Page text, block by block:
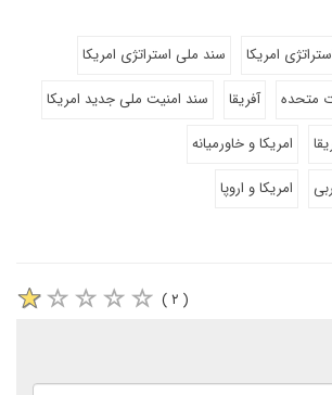
امریکا
سند ملی استراتژی امریکا
متحده آفریقا
سند امنیت ملی جدید امریکا
امریکا و خاورمیانه
امریکا و اروپا
( ۲ )